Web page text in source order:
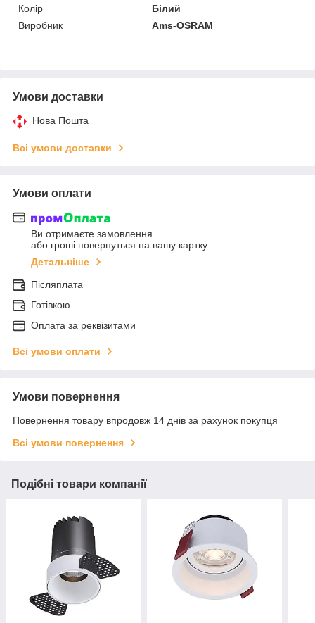
Колір
Білий
Виробник
Ams-OSRAM
Умови доставки
Нова Пошта
Всі умови доставки
Умови оплати
Ви отримаєте замовлення
або гроші повернуться на вашу картку
Детальніше
Післяплата
Готівкою
Оплата за реквізитами
Всі умови оплати
Умови повернення
Повернення товару впродовж 14 днів за рахунок покупця
Всі умови повернення
Подібні товари компанії